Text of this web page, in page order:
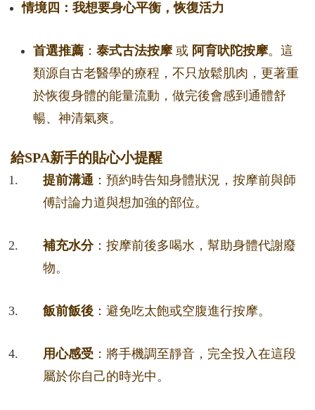
情境四：我想要身心平衡，恢復活力
首選推薦 ： 泰式古法按摩或 阿育吠陀按摩。這
類源自古老醫學的療程，不只放鬆肌肉，更著重
於恢復身體的能量流動，做完後會感到通體舒
暢、神清氣爽。
給SPA新手的貼心小提醒
提前溝通 ：預約時告知身體狀況，按摩前與師
傅討論力道與想加強的部位。
補充水分：按摩前後多喝水，幫助身體代謝廢
物。
飯前飯後 ：避免吃太飽或空腹進行按摩。
用心感受 ：將手機調至靜音，完全投入在這段
屬於你自己的時光中。